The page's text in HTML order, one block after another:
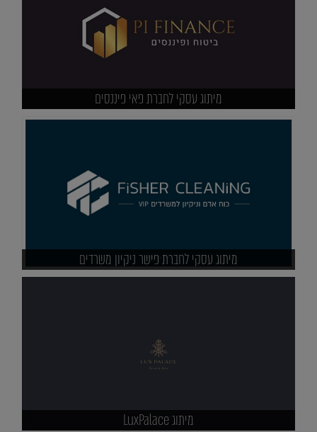
מיתוג עסקי לחברת פאי פיננסים
מיתוג עסקי לחברת פישר ניקיון משרדים
מיתוג LuxPalace